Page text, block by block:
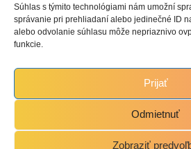
Súhlas s týmito technológiami nám umožní
správanie pri prehliadaní alebo jedinečné ID
alebo odvolanie súhlasu môže nepriaznivo
funkcie.
Prijať
Odmietnuť
Zobraziť
január 2022
november 2021
október 2021